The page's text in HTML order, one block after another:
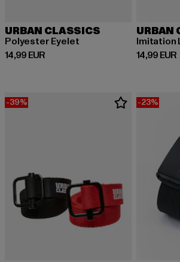
URBAN CLASSICS
Polyester Eyelet
14,99 EUR
Derzeitiger Preis: 14,99 EUR
URBAN
Imitation
14,99 EUR
-39% -23%